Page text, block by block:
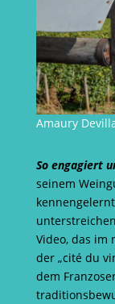
Amaury
So engagiert
seinem
Video, das im
der „cité du
dem